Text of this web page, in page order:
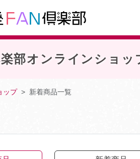
部オンラインショッ
ップ 新着商品一覧